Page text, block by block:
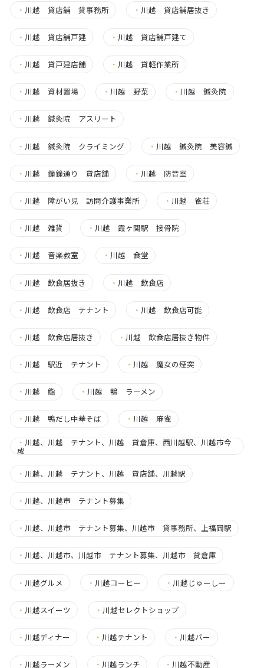
・ 川越 貸店舗 貸事務所 ・ 川越 貸店舗居抜き
・ 川越 貸店舗戸建 ・ 川越 貸店舗戸建て
・ 川越 貸戸建店舗 ・ 川越 貸軽作業所
・ 川越 資材置場 ・ 川越 野菜 ・ 川越 鍼灸院
・ 川越 鍼灸院 アスリート
・ 川越 鍼灸院 クライミング ・ 川越 鍼灸院 美容鍼
・ 川越 鐘鐘通り 貸店舗 ・ 川越 防音室
・ 川越 障がい児 訪問介護事業所 ・ 川越 雀荘
・ 川越 雑貨 ・ 川越 霞ヶ関駅 接骨院
・ 川越 音楽教室 ・ 川越 食堂
・ 川越 飲食居抜き ・ 川越 飲食店
・ 川越 飲食店 テナント ・ 川越 飲食店可能
・ 川越 飲食店居抜き ・ 川越 飲食店居抜き物件
・ 川越 駅近 テナント ・ 川越 魔女の煙突
・ 川越 鮨 ・ 川越 鴨 ラーメン
・ 川越 鴨だし中華そば ・ 川越 麻雀
・ 川越、川越 テナント、川越 貸倉庫、西川越駅、川越市今
成
・ 川越、川越 テナント、川越 貸店舗、川越駅
・ 川越、川越市 テナント募集
・ 川越、川越市 テナント募集、川越市 貸事務所、上福岡駅
・ 川越、川越市、川越市 テナント募集、川越市 貸倉庫
・ 川越グルメ ・ 川越コーヒー ・ 川越じゅーしー
・ 川越スイーツ ・ 川越セレクトショップ
・ 川越ディナー ・ 川越テナント ・ 川越バー
・ 川越ラーメン ・ 川越ランチ ・ 川越不動産